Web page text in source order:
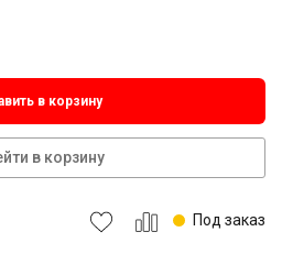
в корзину
в корзину
Под заказ